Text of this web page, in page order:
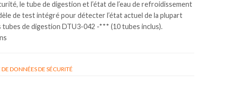
le tube de digestion et l’état de l’eau de refroidissement
de test intégré pour détecter l’état actuel de la plupart
de digestion DTU3-042 -*** (10 tubes inclus).
DONNÉES DE SÉCURITÉ